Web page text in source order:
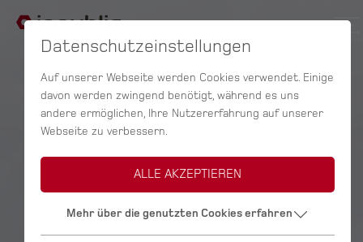
Datenschutzeinstellungen
Auf unserer Webseite werden Cookies verwendet. Einige
davon werden zwingend benötigt, während es uns
andere ermöglichen, Ihre Nutzererfahrung auf unserer
Webseite zu verbessern.
ALLE AKZEPTIEREN
Mehr über die genutzten Cookies erfahren